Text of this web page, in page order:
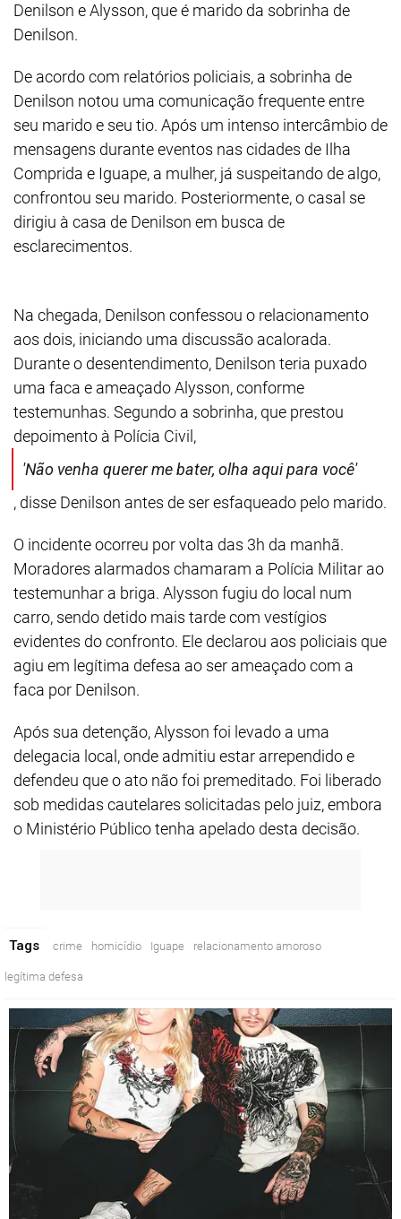
Denilson e Alysson, que é marido da sobrinha de
Denilson.
De acordo com relatórios policiais, a sobrinha de
Denilson notou uma comunicação frequente entre
seu marido e seu tio. Após um intenso intercâmbio de
mensagens durante eventos nas cidades de Ilha
Comprida e Iguape, a mulher, já suspeitando de algo,
confrontou seu marido. Posteriormente, o casal se
dirigiu à casa de Denilson em busca de
esclarecimentos.
Na chegada, Denilson confessou o relacionamento
aos dois, iniciando uma discussão acalorada.
Durante o desentendimento, Denilson teria puxado
uma faca e ameaçado Alysson, conforme
testemunhas. Segundo a sobrinha, que prestou
depoimento à Polícia Civil,
'Não venha querer me bater, olha aqui para você'
, disse Denilson antes de ser esfaqueado pelo marido.
O incidente ocorreu por volta das 3h da manhã.
Moradores alarmados chamaram a Polícia Militar ao
testemunhar a briga. Alysson fugiu do local num
carro, sendo detido mais tarde com vestígios
evidentes do confronto. Ele declarou aos policiais que
agiu em legítima defesa ao ser ameaçado com a
faca por Denilson.
Após sua detenção, Alysson foi levado a uma
delegacia local, onde admitiu estar arrependido e
defendeu que o ato não foi premeditado. Foi liberado
sob medidas cautelares solicitadas pelo juiz, embora
o Ministério Público tenha apelado desta decisão.
Tags crime homicídio Iguape relacionamento amoroso
legítima defesa